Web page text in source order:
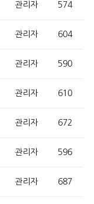
관리자 574
관리자 604
관리자 590
관리자 610
관리자 672
관리자 596
관리자 687